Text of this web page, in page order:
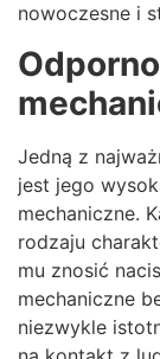
nowoczesne i
Jedną z
jest jego
mechaniczne.
rodzaju
mu znosić
mechaniczne
niezwykle